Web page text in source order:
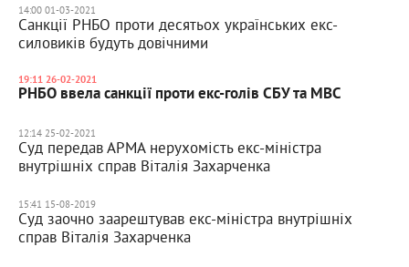
14:00 01-03-2021
Санкції РНБО проти десятьох українських екс-
силовиків будуть довічними
19:11 26-02-2021
РНБО ввела санкції проти екс-голів СБУ та МВС
12:14 25-02-2021
Суд передав АРМА нерухомість екс-міністра
внутрішніх справ Віталія Захарченка
15:41 15-08-2019
Суд заочно заарештував екс-міністра внутрішніх
справ Віталія Захарченка